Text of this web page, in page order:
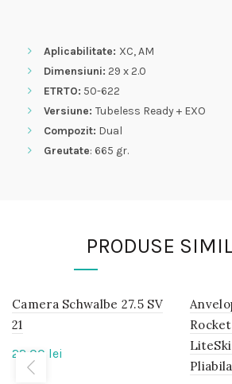
Aplicabilitate: XC, AM
Dimensiuni: 29 x 2.0
ETRTO: 50-622
Versiune: Tubeless Ready + EXO
Compozit: Dual
Greutate: 665 gr.
PRODUSE
IN
STOC
Camera Schwalbe 27.5 SV
21
22,00 lei
IN
STOC
Pliabila